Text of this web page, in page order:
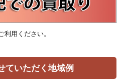
用ください。
ていただく地域例